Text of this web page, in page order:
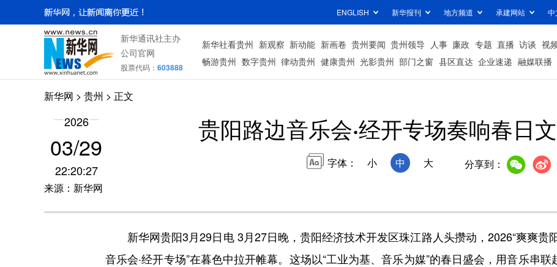
ENGLISH 新华报刊 地方频道 承建网站 中
新华通讯社主办
公司官网
股票代码： 603888
新华社看贵州 新观察 新动能 新画卷 贵州要闻 贵州领导 人事 廉政 专题 直播 访谈 视
畅游贵州 数字贵州 律动贵州 健康贵州 光影贵州 部门之窗 县区直达 企业速递 融媒联播
新华网 > 贵州 > 正文
2026
03/29
22:20:27
来源：新华网
贵阳路边音乐会·经开专场奏响春日
字体： 小 中 大 分享到：
新华网贵阳3月29日电 3月27日晚，贵阳经济技术开发区珠江路人头攒动，2026“爽爽贵
音乐会·经开专场”在暮色中拉开帷幕。这场以“工业为基、音乐为媒”的春日盛会，用音乐串